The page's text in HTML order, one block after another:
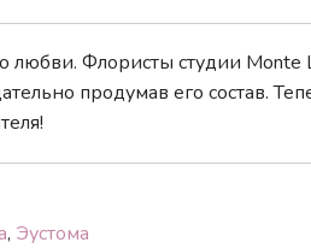
любви. Флористы студии Monte
продумав его состав.
, Эустома